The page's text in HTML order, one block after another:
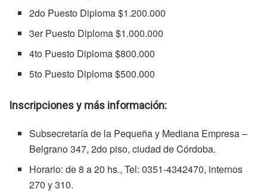
2do Puesto Diploma $1.200.000
3er Puesto Diploma $1.000.000
4to Puesto Diploma $800.000
5to Puesto Diploma $500.000
Inscripciones y más información:
Subsecretaría de la Pequeña y Mediana Empresa –
Belgrano 347, 2do piso, ciudad de Córdoba.
Horario: de 8 a 20 hs., Tel: 0351-4342470, internos
270 y 310.